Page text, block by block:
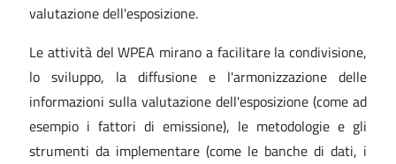
valutazione dell'esposizione.
Le attività del WPEA mirano a facilitare la condivisione,
lo sviluppo, la diffusione e l'armonizzazione delle
informazioni sulla valutazione dell'esposizione (come ad
esempio i fattori di emissione), le metodologie e gli
strumenti da implementare (come le banche di dati, i